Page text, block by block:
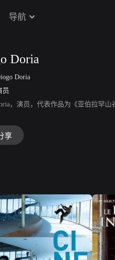
导航
Doria
Doria
员
，演员，代表作品为《亚伯拉罕
享